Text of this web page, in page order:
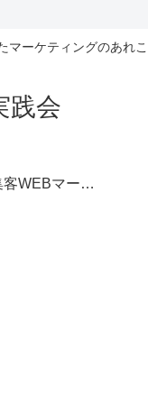
マーケティングのあれ
践会
ネット集客WEBマーケティング無料相談室